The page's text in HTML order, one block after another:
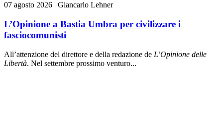
07 agosto 2026 | Giancarlo Lehner
L’Opinione a Bastia Umbra per civilizzare i
fasciocomunisti
All’attenzione del direttore e della redazione de L’Opinione delle
Libertà. Nel settembre prossimo venturo...